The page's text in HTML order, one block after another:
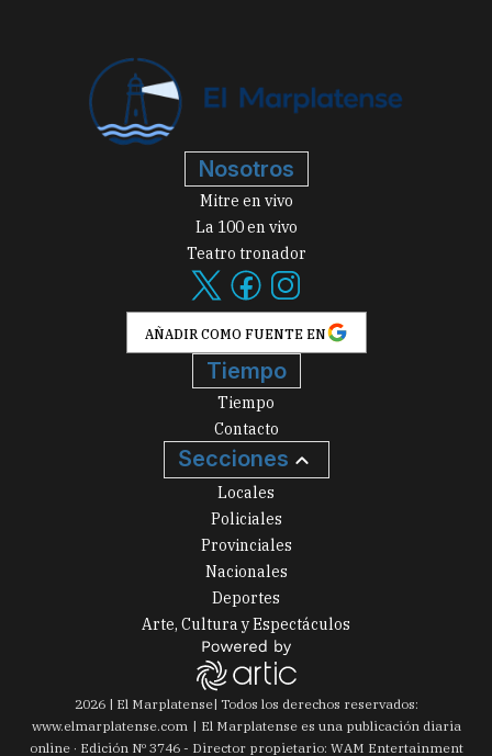
Nosotros
Mitre en vivo
La 100 en vivo
Teatro tronador
AÑADIR COMO FUENTE EN
Tiempo
Tiempo
Contacto
Secciones
Locales
Policiales
Provinciales
Nacionales
Deportes
Arte, Cultura y Espectáculos
2026| El Marplatense| Todos los derechos reservados:
www.elmarplatense.com
El Marplatense es una publicación diaria
online · Edición Nº 3746- Director propietario: WAM Entertainment